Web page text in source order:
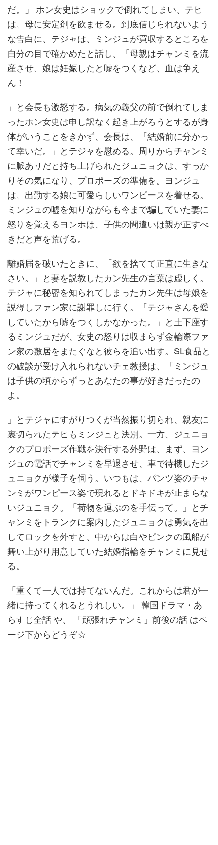
だ。」 ホン女史はショックで倒れてしまい、テヒ
は、母に安定剤を飲ませる。到底信じられないよう
な告白に、テジャは、ミンジュが買収するところを
自分の目で確かめたと話し、「母親はチャンミを流
産させ、娘は妊娠したと嘘をつくなど、血は争え
ん！
」と会長も激怒する。病気の義父の前で倒れてしま
ったホン女史は申し訳なく起き上がろうとするが身
体がいうことをきかず、会長は、「結婚前に分かっ
て幸いだ。」とテジャを慰める。周りからチャンミ
に脈ありだと持ち上げられたジュニョクは、すっか
りその気になり、プロポーズの準備を。ヨンジュ
は、出勤する娘に可愛らしいワンピースを着せる。
ミンジュの嘘を知りながらも今まで騙していた妻に
怒りを覚えるヨンホは、子供の間違いは親が正すべ
きだと声を荒げる。
離婚届を破いたときに、「欲を捨てて正直に生きな
さい。」と妻を説教したカン先生の言葉は虚しく。
テジャに秘密を知られてしまったカン先生は母娘を
説得しファン家に謝罪しに行く。「テジャさんを愛
していたから嘘をつくしかなかった。」と土下座す
るミンジュだが、女史の怒りは収まらず金輪際ファ
ン家の敷居をまたぐなと彼らを追い出す。SL食品と
の破談が受け入れられないチェ教授は、「ミンジュ
は子供の頃からずっとあなたの事が好きだったの
よ。
」とテジャにすがりつくが当然振り切られ、親友に
裏切られたテヒもミンジュと決別。一方、ジュニョ
クのプロポーズ作戦を決行する外野は、まず、ヨン
ジュの電話でチャンミを早退させ、車で待機したジ
ュニョクが様子を伺う。いつもは、パンツ姿のチャ
ンミがワンピース姿で現れるとドキドキが止まらな
いジュニョク。「荷物を運ぶのを手伝って。」とチ
ャンミをトランクに案内したジュニョクは勇気を出
してロックを外すと、中からは白やピンクの風船が
舞い上がり用意していた結婚指輪をチャンミに見せ
る。
「重くて一人では持てないんだ。これからは君が一
緒に持ってくれるとうれしい。」 韓国ドラマ・あ
らすじ全話 や、 「頑張れチャンミ」前後の話 はペ
ージ下からどうぞ☆